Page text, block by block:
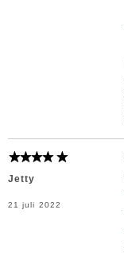
Jetty
21 juli 2022